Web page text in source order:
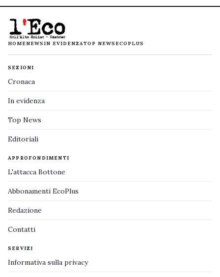
HOMENEWS IN EVIDENZATOP NEWS ECOPLUS
SEZIONI
Cronaca
In evidenza
Top News
Editoriali
APPROFONDIMENTI
L'attacca Bottone
Abbonamenti EcoPlus
Redazione
Contatti
SERVIZI
Informativa sulla privacy